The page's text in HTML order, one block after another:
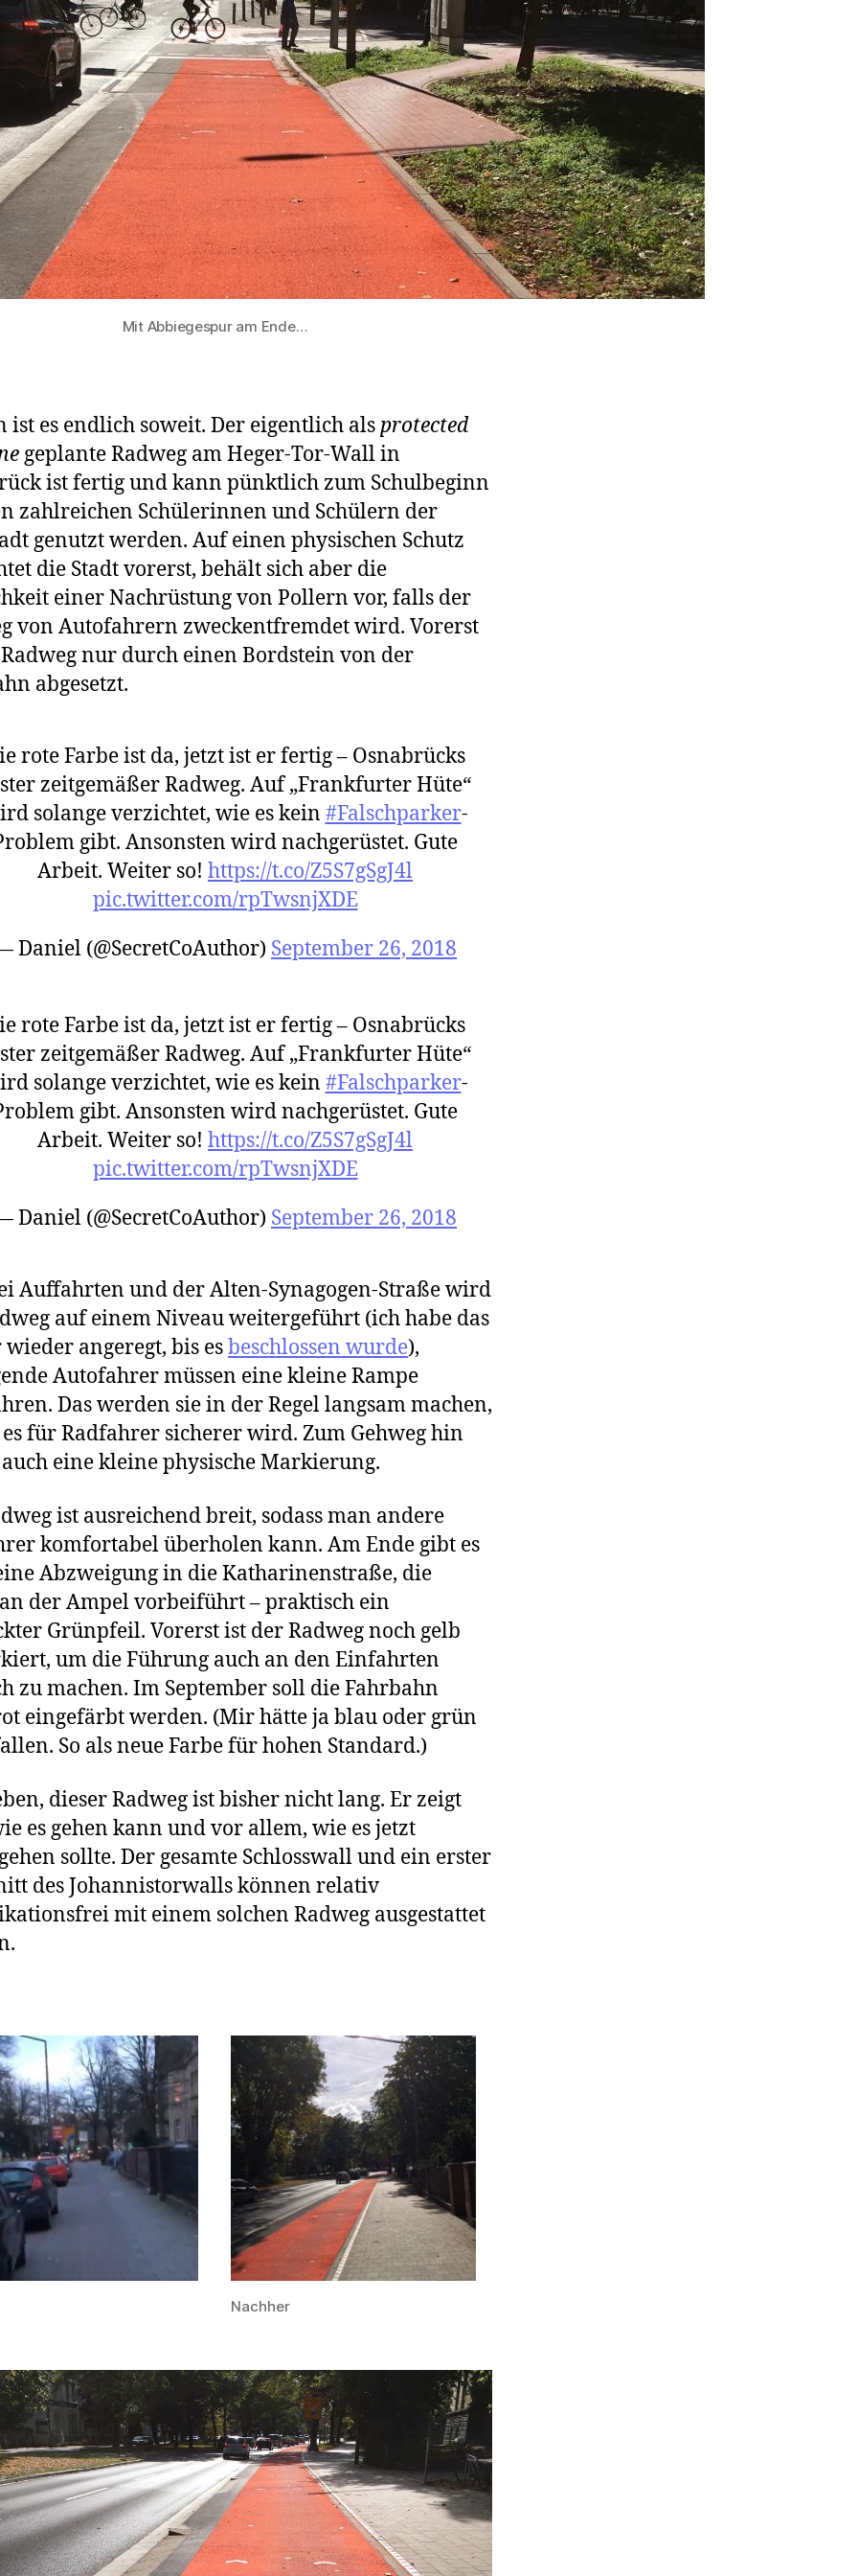
Mit Abbiegespur am Ende…
ist es endlich soweit. Der eigentlich alsprotected
geplante Radweg am Heger-Tor-Wall in
ist fertig und kann pünktlich zum Schulbeginn
zahlreichen Schülerinnen und Schülern der
genutzt werden. Auf einen physischen Schutz
die Stadt vorerst, behält sich aber die
einer Nachrüstung von Pollern vor, falls der
von Autofahrern zweckentfremdet wird. Vorerst
nur durch einen Bordstein von der
abgesetzt.
rote Farbe ist da, jetzt ist er fertig – Osnabrücks
zeitgemäßer Radweg. Auf „Frankfurter Hüte“
solange verzichtet, wie es kein #Falschparker-
gibt. Ansonsten wird nachgerüstet. Gute
Arbeit. Weiter so! https://t.co/Z5S7gSgJ4l
pic.twitter.com/rpTwsnjXDE
Daniel (@SecretCoAuthor) September 26, 2018
rote Farbe ist da, jetzt ist er fertig – Osnabrücks
zeitgemäßer Radweg. Auf „Frankfurter Hüte“
solange verzichtet, wie es kein #Falschparker-
gibt. Ansonsten wird nachgerüstet. Gute
Arbeit. Weiter so! https://t.co/Z5S7gSgJ4l
pic.twitter.com/rpTwsnjXDE
Daniel (@SecretCoAuthor) September 26, 2018
Auffahrten und der Alten-Synagogen-Straße wird
auf einem Niveau weitergeführt (ich habe das
angeregt, bis esbeschlossen wurde),
Autofahrer müssen eine kleine Rampe
Das werden sie in der Regel langsam machen,
es für Radfahrer sicherer wird. Zum Gehweg hin
auch eine kleine physische Markierung.
ist ausreichend breit, sodass man andere
komfortabel überholen kann. Am Ende gibt es
Abzweigung in die Katharinenstraße, die
der Ampel vorbeiführt – praktisch ein
Grünpfeil. Vorerst ist der Radweg noch gelb
um die Führung auch an den Einfahrten
zu machen. Im September soll die Fahrbahn
eingefärbt werden. (Mir hätte ja blau oder grün
So als neue Farbe für hohen Standard.)
dieser Radweg ist bisher nicht lang. Er zeigt
es gehen kann und vor allem, wie es jetzt
sollte. Der gesamte Schlosswall und ein erster
des Johannistorwalls können relativ
mit einem solchen Radweg ausgestattet
Nachher